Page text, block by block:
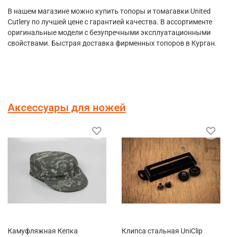
В нашем магазине можно купить топоры и томагавки United
Cutlery по лучшей цене с гарантией качества. В ассортименте
оригинальные модели с безупречными эксплуатационными
свойствами. Быстрая доставка фирменных топоров в Курган.
Аксессуары для ножей
Камуфляжная Кепка Клипса стальная UniClip